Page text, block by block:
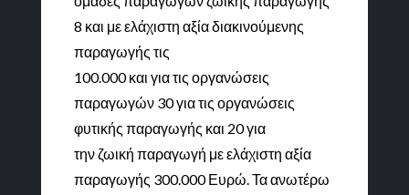
8 και με ελάχιστη αξία διακινούμενης
παραγωγής τις
100.000 και για τις οργανώσεις
παραγωγών 30 για τις οργανώσεις
φυτικής παραγωγής και 20 για
την ζωική παραγωγή με ελάχιστη αξία
παραγωγής 300.000 Ευρώ. Τα ανωτέρω